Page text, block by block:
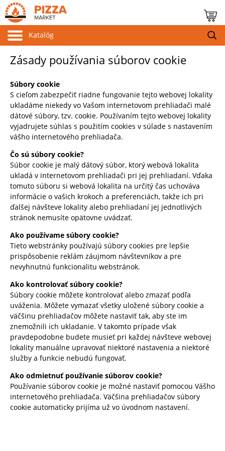
Katalóg
Zásady používania súborov cookie
Súbory cookie
S cieľom zabezpečiť riadne fungovanie tejto webovej lokality
ukladáme niekedy vo Vašom internetovom prehliadači malé
dátové súbory, tzv. cookie. Používaním tejto webovej lokality
vyjadrujete súhlas s použitím cookies v súlade s nastavením
vášho internetového prehliadača.
Čo sú súbory cookie?
Súbor cookie je malý dátový súbor, ktorý webová lokalita
ukladá v internetovom prehliadači pri jej prehliadaní. Vďaka
tomuto súboru si webová lokalita na určitý čas uchováva
informácie o vašich krokoch a preferenciách, takže ich pri
ďalšej návšteve lokality alebo prehliadaní jej jednotlivých
stránok nemusíte opätovne uvádzať.
Ako používame súbory cookie?
Tieto webstránky používajú súbory cookies pre lepšie
prispôsobenie reklám záujmom návštevníkov a pre
nevyhnutnú funkcionalitu webstránok.
Ako kontrolovať súbory cookie?
Súbory cookie môžete kontrolovať alebo zmazať podľa
uváženia. Môžete vymazať všetky uložené súbory cookie a
väčšinu prehliadačov môžete nastaviť tak, aby ste im
znemožnili ich ukladanie. V takomto prípade však
pravdepodobne budete musieť pri každej návšteve webovej
lokality manuálne upravovať niektoré nastavenia a niektoré
služby a funkcie nebudú fungovať.
Ako odmietnuť používanie súborov cookie?
Používanie súborov cookie je možné nastaviť pomocou Vášho
internetového prehliadača. Väčšina prehliadačov súbory
cookie automaticky prijíma už vo úvodnom nastavení.